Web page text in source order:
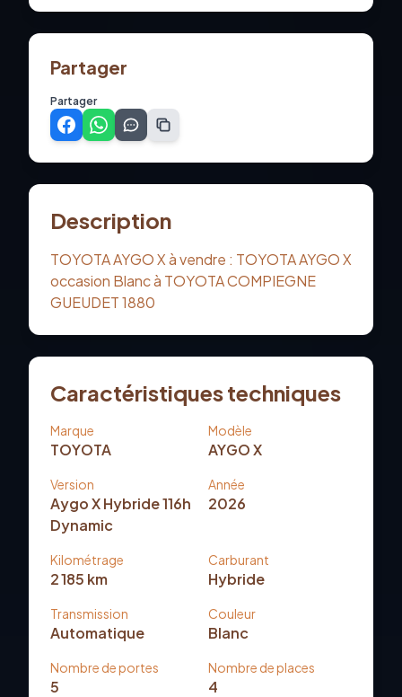
Partager
Partager
Description
TOYOTA AYGO X à vendre : TOYOTA AYGO X
occasion Blanc à TOYOTA COMPIEGNE
GUEUDET 1880
Caractéristiques techniques
Marque
TOYOTA
Modèle
AYGO X
Version
Aygo X Hybride 116h
Dynamic
Année
2026
Kilométrage
2 185 km
Carburant
Hybride
Transmission
Automatique
Couleur
Blanc
Nombre de portes
5
Nombre de places
4